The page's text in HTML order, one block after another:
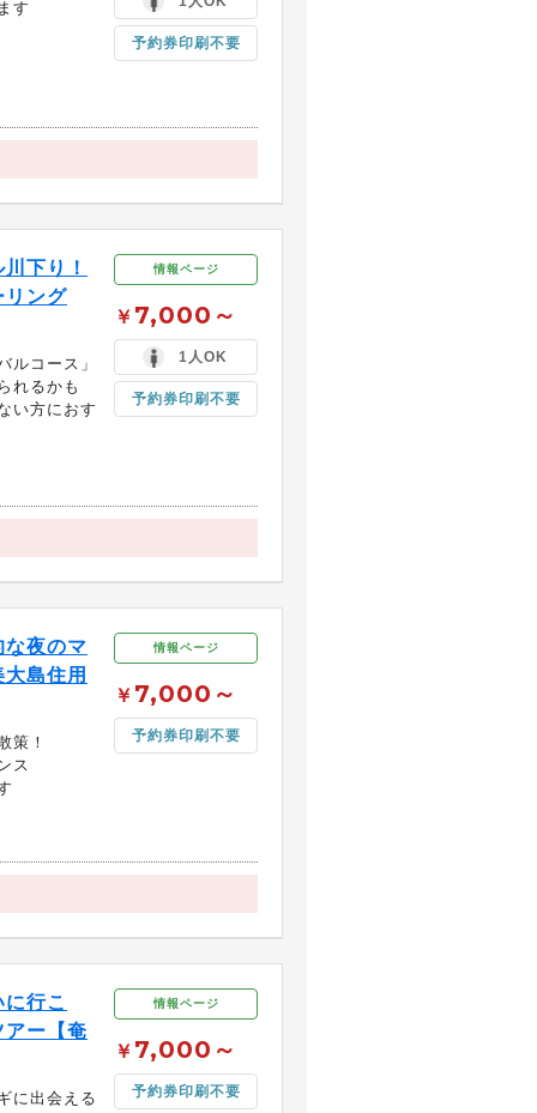
す
予約券印刷不要
下り！
リング
ルコース」
れるかも
い方におす
情報ページ
￥ 7,000～
1人OK
予約券印刷不要
夜のマ
島住用
策！
ス
情報ページ
￥ 7,000～
予約券印刷不要
行こ
アー【奄
に出会える
情報ページ
￥ 7,000～
予約券印刷不要